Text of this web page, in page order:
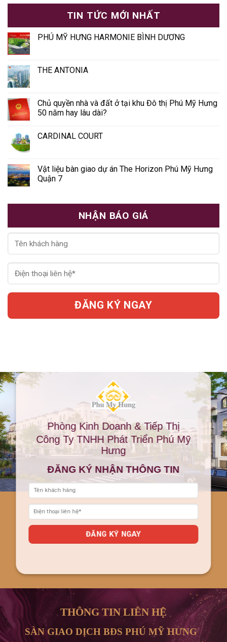
TIN TỨC MỚI NHẤT
PHÚ MỸ HƯNG HARMONIE BÌNH DƯƠNG
THE ANTONIA
Chủ quyền nhà và đất ở tại khu Đô thị Phú Mỹ Hưng
50 năm hay lâu dài?
CARDINAL COURT
Vật liệu bàn giao dự án The Horizon Phú Mỹ Hưng
Quận 7
NHẬN BÁO GIÁ
Phòng Kinh Doanh & Tiếp Thị
Công Ty TNHH Phát Triển Phú Mỹ
Hưng
ĐĂNG KÝ NHẬN THÔNG TIN
THÔNG TIN LIÊN HỆ
SÀN GIAO DỊCH BĐS PHÚ MỸ HƯNG